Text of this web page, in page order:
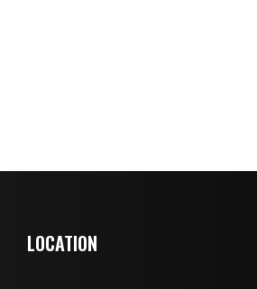
LOCATION